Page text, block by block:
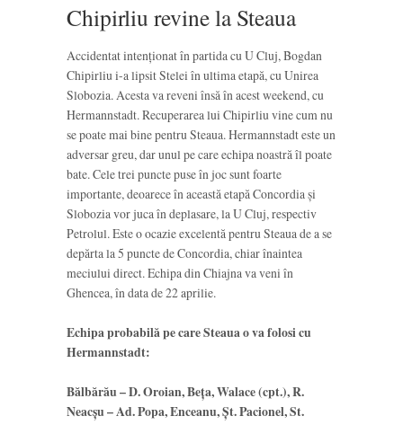
Chipirliu revine la Steaua
Accidentat intenționat în partida cu U Cluj, Bogdan
Chipirliu i-a lipsit Stelei în ultima etapă, cu Unirea
Slobozia. Acesta va reveni însă în acest weekend, cu
Hermannstadt. Recuperarea lui Chipirliu vine cum nu
se poate mai bine pentru Steaua. Hermannstadt este un
adversar greu, dar unul pe care echipa noastră îl poate
bate. Cele trei puncte puse în joc sunt foarte
importante, deoarece în această etapă Concordia și
Slobozia vor juca în deplasare, la U Cluj, respectiv
Petrolul. Este o ocazie excelentă pentru Steaua de a se
depărta la 5 puncte de Concordia, chiar înaintea
meciului direct. Echipa din Chiajna va veni în
Ghencea, în data de 22 aprilie.
Echipa probabilă pe care Steaua o va folosi cu
Hermannstadt:
Bălbărău – D. Oroian, Beța, Walace (cpt.), R.
Neacșu – Ad. Popa, Enceanu, Șt. Pacionel, St.